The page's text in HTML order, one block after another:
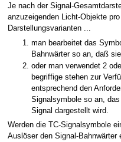
Je nach der Signal-
anzuzeigenden Licht-Objekte
Darstellungsvarianten ...
man bearbeitet das
Bahnwärter so an, daß
oder man verwendet 2
begriffige stehen zur
entsprechend den
Signalsymbole so an,
Signal dargestellt wird.
Werden die TC-Signalsymbole
Auslöser den Signal-